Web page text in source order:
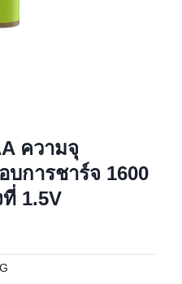
ความจุ
บการชาร์จ 1600
1.5V